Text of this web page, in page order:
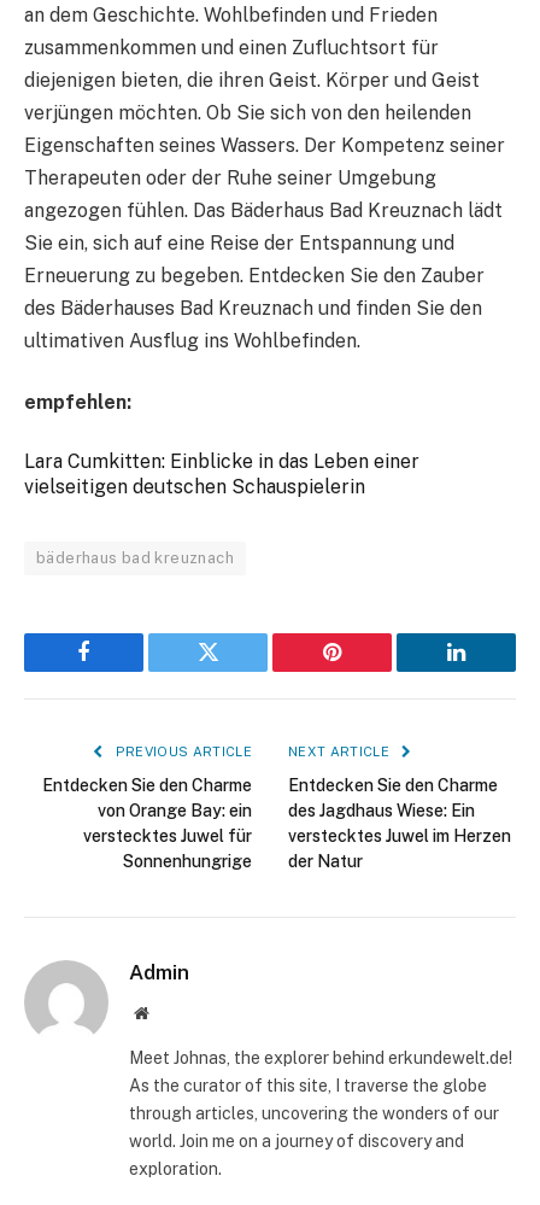
an dem Geschichte. Wohlbefinden und Frieden
zusammenkommen und einen Zufluchtsort für
diejenigen bieten, die ihren Geist. Körper und Geist
verjüngen möchten. Ob Sie sich von den heilenden
Eigenschaften seines Wassers. Der Kompetenz seiner
Therapeuten oder der Ruhe seiner Umgebung
angezogen fühlen. Das Bäderhaus Bad Kreuznach lädt
Sie ein, sich auf eine Reise der Entspannung und
Erneuerung zu begeben. Entdecken Sie den Zauber
des Bäderhauses Bad Kreuznach und finden Sie den
ultimativen Ausflug ins Wohlbefinden.
empfehlen:
Lara Cumkitten: Einblicke in das Leben einer
vielseitigen deutschen Schauspielerin
bäderhaus bad kreuznach
Facebook Twitter Pinterest LinkedIn
PREVIOUS ARTICLE
Entdecken Sie den Charme
von Orange Bay: ein
verstecktes Juwel für
Sonnenhungrige
NEXT ARTICLE
Entdecken Sie den Charme
des Jagdhaus Wiese: Ein
verstecktes Juwel im Herzen
der Natur
Admin
Website
Meet Johnas, the explorer behind erkundewelt.de!
As the curator of this site, I traverse the globe
through articles, uncovering the wonders of our
world. Join me on a journey of discovery and
exploration.